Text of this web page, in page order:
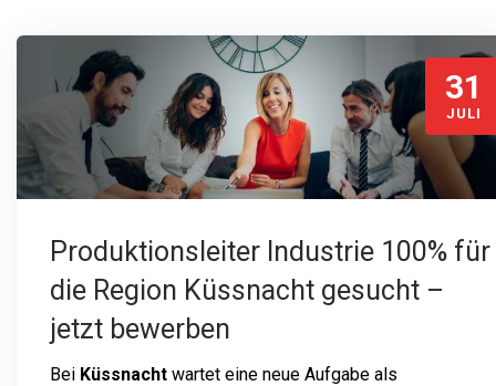
31
JULI
Produktionsleiter Industrie 100% für
die Region Küssnacht gesucht –
jetzt bewerben
Bei Küssnacht wartet eine neue Aufgabe als